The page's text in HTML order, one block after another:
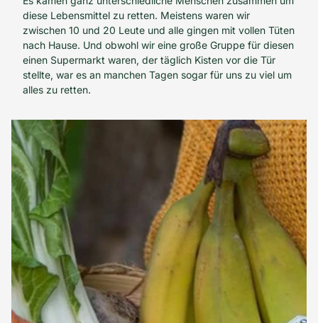
diese Lebensmittel zu retten. Meistens waren wir
zwischen 10 und 20 Leute und alle gingen mit vollen Tüten
nach Hause. Und obwohl wir eine große Gruppe für diesen
einen Supermarkt waren, der täglich Kisten vor die Tür
stellte, war es an manchen Tagen sogar für uns zu viel um
alles zu retten.